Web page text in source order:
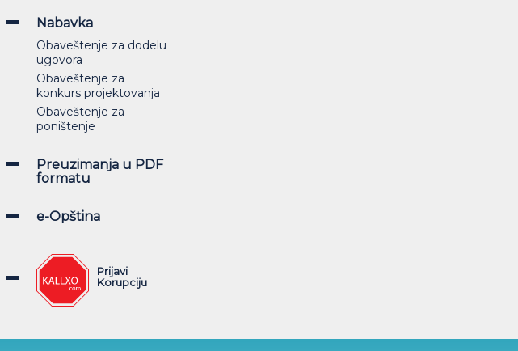
Nabavka
Obaveštenje za dodelu
ugovora
Obaveštenje za
konkurs projektovanja
Obaveštenje za
poništenje
Preuzimanja u PDF
formatu
e-Opština
Prijavi
Korupciju